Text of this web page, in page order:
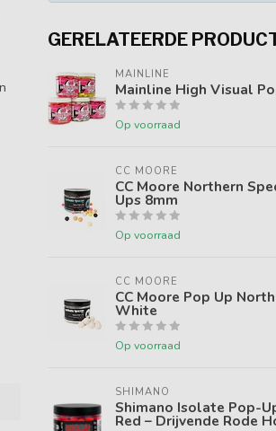
GERELATEERDE
MAINLINE
Mainline High Visual
Op voorraad
CC MOORE
CC Moore Northern
Ups 8mm
Op voorraad
CC MOORE
CC Moore Pop Up
White
Op voorraad
SHIMANO
Shimano Isolate Pop-
Red – Drijvende Rode